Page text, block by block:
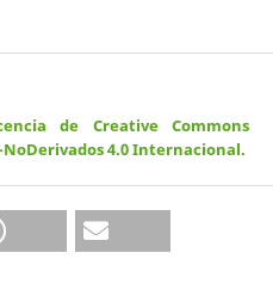
de Creative Commons
4.0 Internacional.